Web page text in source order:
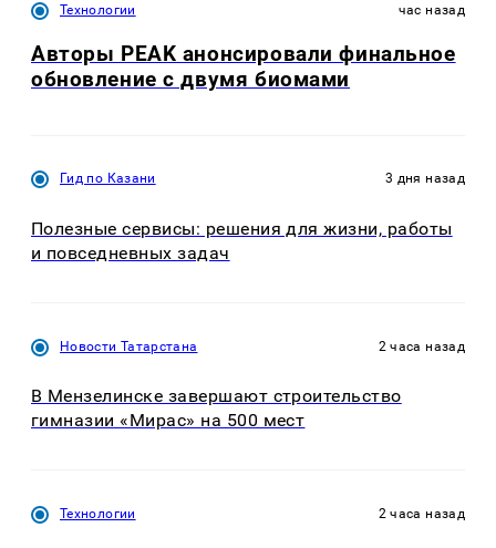
Технологии час назад
Авторы PEAK анонсировали финальное
обновление с двумя биомами
Гид по Казани 3 дня назад
Полезные сервисы: решения для жизни, работы
и повседневных задач
Новости Татарстана 2 часа назад
В Мензелинске завершают строительство
гимназии «Мирас» на 500 мест
Технологии 2 часа назад